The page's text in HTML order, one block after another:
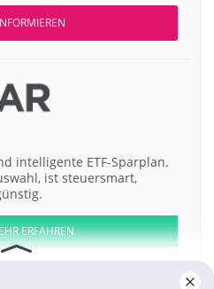
intelligente ETF-Sparplan.
ist steuersmart,
ERFAHREN